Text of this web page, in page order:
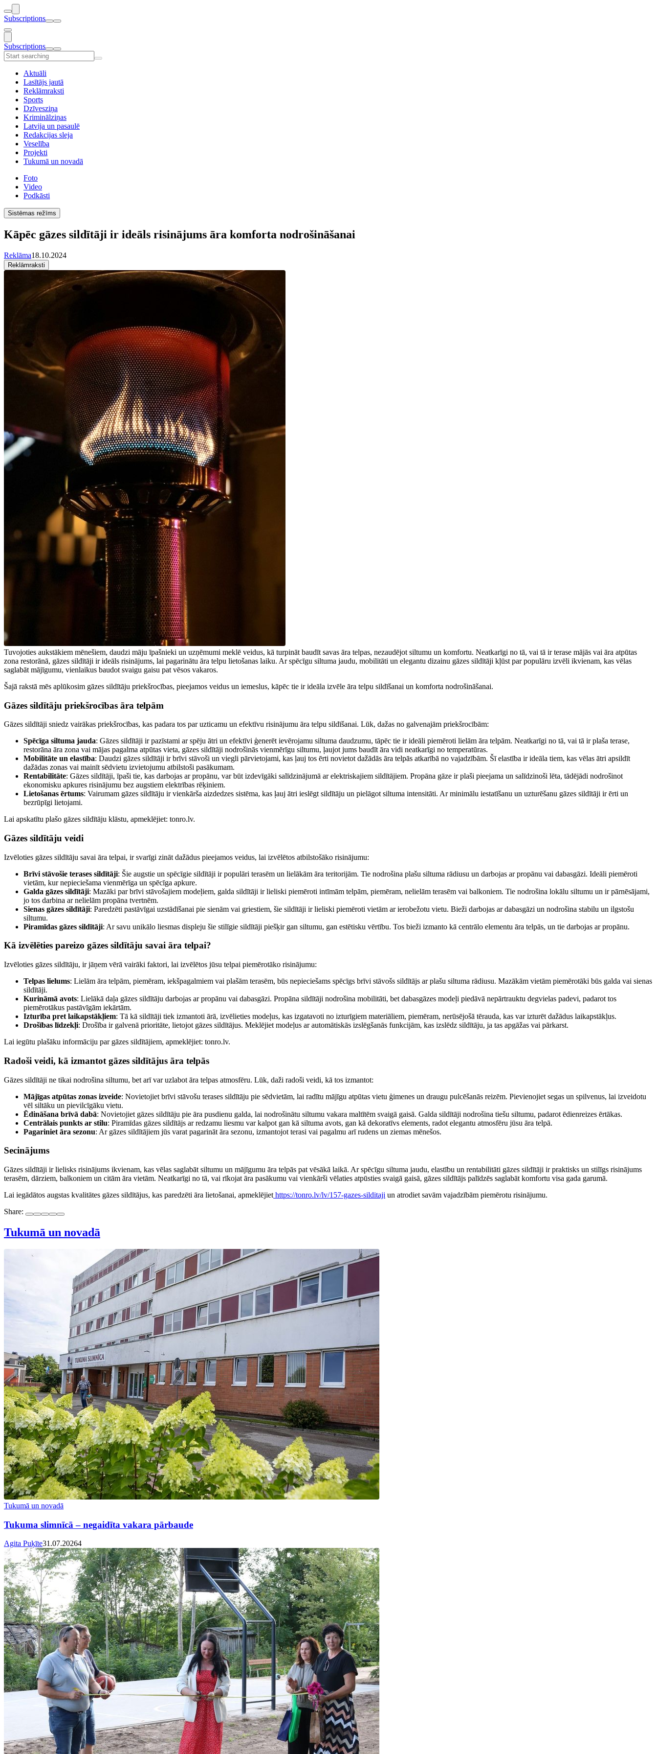
Subscriptions
Subscriptions
Aktuāli
Lasītājs jautā
Reklāmraksti
Sports
Dzīvesziņa
Kriminālziņas
Latvija un pasaulē
Redakcijas sleja
Veselība
Projekti
Tukumā un novadā
Foto
Video
Podkāsti
Sistēmas režīms
Kāpēc gāzes sildītāji ir ideāls risinājums āra komforta nodrošināšanai
Reklāma18.10.2024
Reklāmraksti
Tuvojoties aukstākiem mēnešiem, daudzi māju īpašnieki un uzņēmumi meklē veidus, kā turpināt baudīt savas āra telpas, nezaudējot siltumu un komfortu. Neatkarīgi no tā, vai tā ir terase mājās vai āra atpūtas
zona restorānā, gāzes sildītāji ir ideāls risinājums, lai pagarinātu āra telpu lietošanas laiku. Ar spēcīgu siltuma jaudu, mobilitāti un elegantu dizainu gāzes sildītāji kļūst par populāru izvēli ikvienam, kas vēlas
saglabāt mājīgumu, vienlaikus baudot svaigu gaisu pat vēsos vakaros.
Šajā rakstā mēs aplūkosim gāzes sildītāju priekšrocības, pieejamos veidus un iemeslus, kāpēc tie ir ideāla izvēle āra telpu sildīšanai un komforta nodrošināšanai.
Gāzes sildītāju priekšrocības āra telpām
Gāzes sildītāji sniedz vairākas priekšrocības, kas padara tos par uzticamu un efektīvu risinājumu āra telpu sildīšanai. Lūk, dažas no galvenajām priekšrocībām:
Spēcīga siltuma jauda: Gāzes sildītāji ir pazīstami ar spēju ātri un efektīvi ģenerēt ievērojamu siltuma daudzumu, tāpēc tie ir ideāli piemēroti lielām āra telpām. Neatkarīgi no tā, vai tā ir plaša terase,
restorāna āra zona vai mājas pagalma atpūtas vieta, gāzes sildītāji nodrošinās vienmērīgu siltumu, ļaujot jums baudīt āra vidi neatkarīgi no temperatūras.
Mobilitāte un elastība: Daudzi gāzes sildītāji ir brīvi stāvoši un viegli pārvietojami, kas ļauj tos ērti novietot dažādās āra telpās atkarībā no vajadzībām. Šī elastība ir ideāla tiem, kas vēlas ātri apsildīt
dažādas zonas vai mainīt sēdvietu izvietojumu atbilstoši pasākumam.
Rentabilitāte: Gāzes sildītāji, īpaši tie, kas darbojas ar propānu, var būt izdevīgāki salīdzinājumā ar elektriskajiem sildītājiem. Propāna gāze ir plaši pieejama un salīdzinoši lēta, tādējādi nodrošinot
ekonomisku apkures risinājumu bez augstiem elektrības rēķiniem.
Lietošanas ērtums: Vairumam gāzes sildītāju ir vienkārša aizdedzes sistēma, kas ļauj ātri ieslēgt sildītāju un pielāgot siltuma intensitāti. Ar minimālu iestatīšanu un uzturēšanu gāzes sildītāji ir ērti un
bezrūpīgi lietojami.
Lai apskatītu plašo gāzes sildītāju klāstu, apmeklējiet: tonro.lv.
Gāzes sildītāju veidi
Izvēloties gāzes sildītāju savai āra telpai, ir svarīgi zināt dažādus pieejamos veidus, lai izvēlētos atbilstošāko risinājumu:
Brīvi stāvošie terases sildītāji: Šie augstie un spēcīgie sildītāji ir populāri terasēm un lielākām āra teritorijām. Tie nodrošina plašu siltuma rādiusu un darbojas ar propānu vai dabasgāzi. Ideāli piemēroti
vietām, kur nepieciešama vienmērīga un spēcīga apkure.
Galda gāzes sildītāji: Mazāki par brīvi stāvošajiem modeļiem, galda sildītāji ir lieliski piemēroti intīmām telpām, piemēram, nelielām terasēm vai balkoniem. Tie nodrošina lokālu siltumu un ir pārnēsājami,
jo tos darbina ar nelielām propāna tvertnēm.
Sienas gāzes sildītāji: Paredzēti pastāvīgai uzstādīšanai pie sienām vai griestiem, šie sildītāji ir lieliski piemēroti vietām ar ierobežotu vietu. Bieži darbojas ar dabasgāzi un nodrošina stabilu un ilgstošu
siltumu.
Piramīdas gāzes sildītāji: Ar savu unikālo liesmas displeju šie stilīgie sildītāji piešķir gan siltumu, gan estētisku vērtību. Tos bieži izmanto kā centrālo elementu āra telpās, un tie darbojas ar propānu.
Kā izvēlēties pareizo gāzes sildītāju savai āra telpai?
Izvēloties gāzes sildītāju, ir jāņem vērā vairāki faktori, lai izvēlētos jūsu telpai piemērotāko risinājumu:
Telpas lielums: Lielām āra telpām, piemēram, iekšpagalmiem vai plašām terasēm, būs nepieciešams spēcīgs brīvi stāvošs sildītājs ar plašu siltuma rādiusu. Mazākām vietām piemērotāki būs galda vai sienas
sildītāji.
Kurināmā avots: Lielākā daļa gāzes sildītāju darbojas ar propānu vai dabasgāzi. Propāna sildītāji nodrošina mobilitāti, bet dabasgāzes modeļi piedāvā nepārtrauktu degvielas padevi, padarot tos
piemērotākus pastāvīgām iekārtām.
Izturība pret laikapstākļiem: Tā kā sildītāji tiek izmantoti ārā, izvēlieties modeļus, kas izgatavoti no izturīgiem materiāliem, piemēram, nerūsējošā tērauda, kas var izturēt dažādus laikapstākļus.
Drošības līdzekļi: Drošība ir galvenā prioritāte, lietojot gāzes sildītājus. Meklējiet modeļus ar automātiskās izslēgšanās funkcijām, kas izslēdz sildītāju, ja tas apgāžas vai pārkarst.
Lai iegūtu plašāku informāciju par gāzes sildītājiem, apmeklējiet: tonro.lv.
Radoši veidi, kā izmantot gāzes sildītājus āra telpās
Gāzes sildītāji ne tikai nodrošina siltumu, bet arī var uzlabot āra telpas atmosfēru. Lūk, daži radoši veidi, kā tos izmantot:
Mājīgas atpūtas zonas izveide: Novietojiet brīvi stāvošu terases sildītāju pie sēdvietām, lai radītu mājīgu atpūtas vietu ģimenes un draugu pulcēšanās reizēm. Pievienojiet segas un spilvenus, lai izveidotu
vēl siltāku un pievilcīgāku vietu.
Ēdināšana brīvā dabā: Novietojiet gāzes sildītāju pie āra pusdienu galda, lai nodrošinātu siltumu vakara maltītēm svaigā gaisā. Galda sildītāji nodrošina tiešu siltumu, padarot ēdienreizes ērtākas.
Centrālais punkts ar stilu: Piramīdas gāzes sildītājs ar redzamu liesmu var kalpot gan kā siltuma avots, gan kā dekoratīvs elements, radot elegantu atmosfēru jūsu āra telpā.
Pagariniet āra sezonu: Ar gāzes sildītājiem jūs varat pagarināt āra sezonu, izmantojot terasi vai pagalmu arī rudens un ziemas mēnešos.
Secinājums
Gāzes sildītāji ir lielisks risinājums ikvienam, kas vēlas saglabāt siltumu un mājīgumu āra telpās pat vēsākā laikā. Ar spēcīgu siltuma jaudu, elastību un rentabilitāti gāzes sildītāji ir praktisks un stilīgs risinājums
terasēm, dārziem, balkoniem un citām āra vietām. Neatkarīgi no tā, vai rīkojat āra pasākumu vai vienkārši vēlaties atpūsties svaigā gaisā, gāzes sildītājs palīdzēs saglabāt komfortu visa gada garumā.
Lai iegādātos augstas kvalitātes gāzes sildītājus, kas paredzēti āra lietošanai, apmeklējiet https://tonro.lv/lv/157-gazes-silditaji un atrodiet savām vajadzībām piemērotu risinājumu.
Share:
Tukumā un novadā
Tukumā un novadā
Tukuma slimnīcā – negaidīta vakara pārbaude
Agita Puķīte31.07.20264